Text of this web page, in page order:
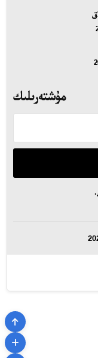
مۇشتەرىلىك